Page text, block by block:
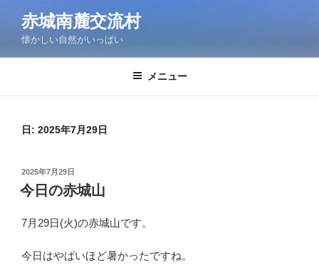
ン
赤城南麓交流村
懐かしい自然がいっぱい
メニュー
日: 2025年7月29日
投
稿
日:
2025年7月29日
今日の赤城山
7月29日(火)の赤城山です。
今日はやばいほど暑かったですね。